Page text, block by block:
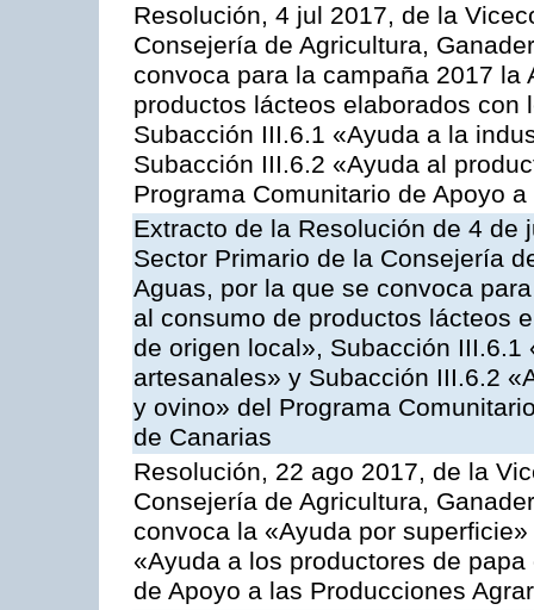
Resolución, 4 jul 2017, de la
Consejería de Agricultura,
convoca para la campaña 2017
productos lácteos elaborados
Subacción III.6.1 «Ayuda a la
Subacción III.6.2 «Ayuda al
Programa Comunitario de Apoyo
Extracto de la Resolución de 4
Sector Primario de la Consejería
Aguas, por la que se convoca
al consumo de productos lácteos
de origen local», Subacción
artesanales» y Subacción III.6.2
y ovino» del Programa
de Canarias
Resolución, 22 ago 2017, de la
Consejería de Agricultura,
convoca la «Ayuda por
«Ayuda a los productores de
de Apoyo a las Producciones